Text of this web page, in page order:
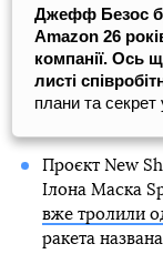
Джефф Безос
Amazon 26
компанії. Ось
листі
плани та секрет
Проєкт New
Ілона Маска
вже тролили
ракета